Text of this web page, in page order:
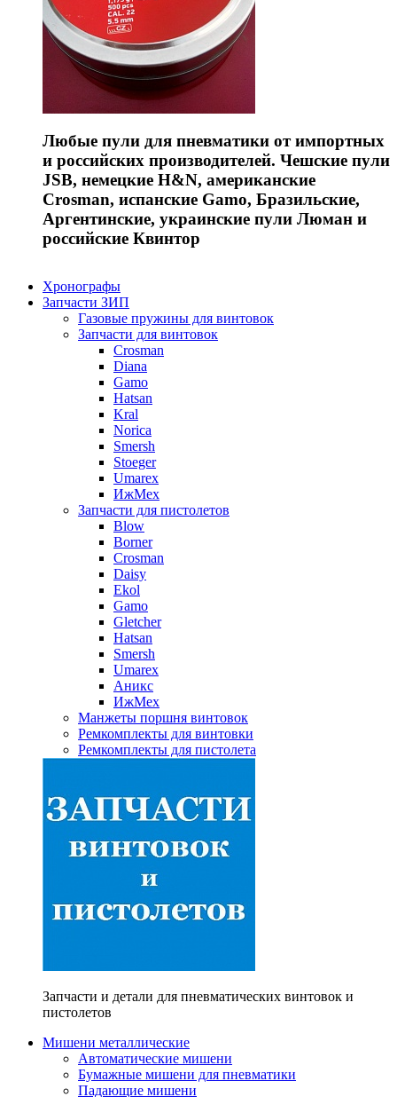
Любые пули для пневматики от импортных
и российских производителей. Чешские пули
JSB, немецкие H&N, американские
Crosman, испанские Gamo, Бразильские,
Аргентинские, украинские пули Люман и
российские Квинтор
Хронографы
Запчасти ЗИП
Газовые пружины для винтовок
Запчасти для винтовок
Crosman
Diana
Gamo
Hatsan
Kral
Norica
Smersh
Stoeger
Umarex
ИжМех
Запчасти для пистолетов
Blow
Borner
Crosman
Daisy
Ekol
Gamo
Gletcher
Hatsan
Smersh
Umarex
Аникс
ИжМех
Манжеты поршня винтовок
Ремкомплекты для винтовки
Ремкомплекты для пистолета
Запчасти и детали для пневматических винтовок и
пистолетов
Мишени металлические
Автоматические мишени
Бумажные мишени для пневматики
Падающие мишени